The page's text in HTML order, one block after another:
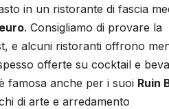
in un ristorante di fascia
. Consigliamo di provare la
e alcuni ristoranti offrono
offerte su cocktail e
famosa anche per i suoi Ruin
di arte e arredamento